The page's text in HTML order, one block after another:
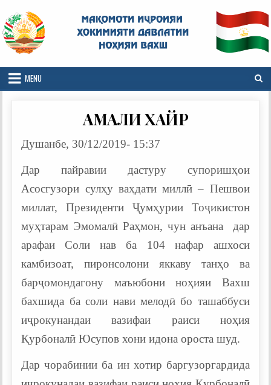
to
content
MENU
АМАЛИ ХАЙР
Душанбе, 30/12/2019- 15:37
Дар пайравии дастуру супоришҳои
Асосгузори сулҳу ваҳдати миллӣ – Пешвои
миллат, Президенти Ҷумҳурии Тоҷикистон
муҳтарам Эмомалӣ Раҳмон, чун анъана дар
арафаи Соли нав ба 104 нафар ашхоси
камбизоат, пиронсолони яккаву танҳо ва
барҷомондагону маъюбони ноҳияи Вахш
бахшида ба соли нави мелодӣ бо ташаббуси
иҷрокунандаи вазифаи раиси ноҳия
Қурбоналӣ Юсупов хони идона ороста шуд.
Дар чорабинии ба ин хотир баргузоргардида